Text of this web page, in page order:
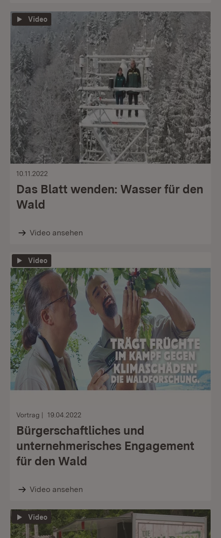
Video
10.11.2022
Das Blatt wenden: Wasser für den
Wald
Video ansehen
Video
Vortrag 19.04.2022
Bürgerschaftliches und
unternehmerisches Engagement
für den Wald
Video ansehen
Video